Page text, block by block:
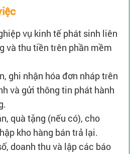
vụ kinh tế phát sinh liên
và thu tiền trên phần mềm
ghi nhận hóa đơn nháp trên
và gửi thông tin phát hành
quà tặng (nếu có), cho
kho hàng bán trả lại.
doanh thu và lập các báo